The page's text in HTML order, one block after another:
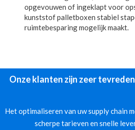
opgevouwen of ingeklapt voor
kunststof palletboxen stabiel
ruimtebesparing mogelijk maakt.
Onze klanten zijn zeer
Het optimaliseren van uw supply chain
scherpe tarieven en snelle